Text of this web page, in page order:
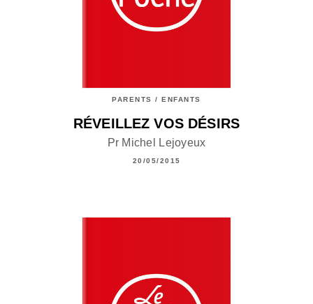
PARENTS / ENFANTS
RÉVEILLEZ VOS DÉSIRS
Pr Michel Lejoyeux
20/05/2015